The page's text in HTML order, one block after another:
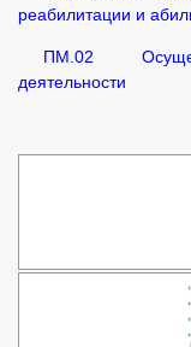
реабилитации и
ПМ.02
деятельности